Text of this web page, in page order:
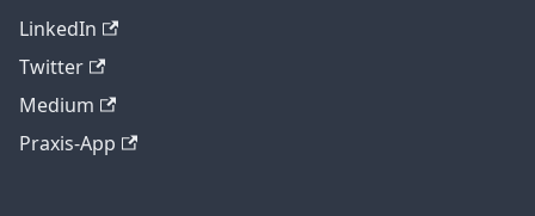
LinkedIn
Twitter
Medium
Praxis-App